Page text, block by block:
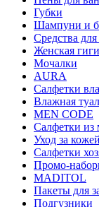
Губки
Шампуни и
Средства
Женская
Мочалки
AURA
Салфетки
Влажная
MEN CODE
Салфетки
Уход за кожей
Салфетки
Промо-
MADITOL
Пакеты для
Подгузники